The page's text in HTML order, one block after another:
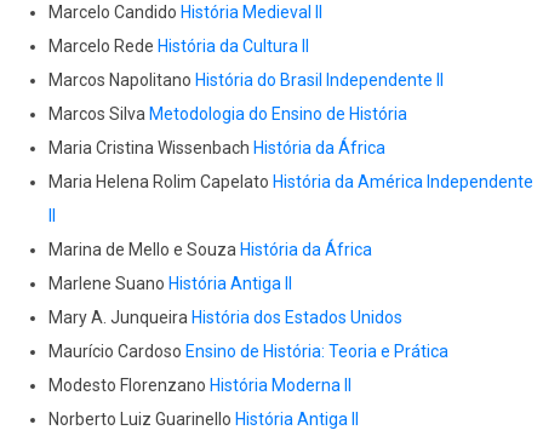
Marcelo Candido História Medieval II
Marcelo Rede História da Cultura II
Marcos Napolitano História do Brasil Independente II
Marcos Silva Metodologia do Ensino de História
Maria Cristina Wissenbach História da África
Maria Helena Rolim Capelato História da América Independente
Marina de Mello e Souza História da África
Marlene Suano História Antiga II
Mary A. Junqueira História dos Estados Unidos
Maurício Cardoso Ensino de História: Teoria e Prática
Modesto Florenzano História Moderna II
Norberto Luiz Guarinello História Antiga II